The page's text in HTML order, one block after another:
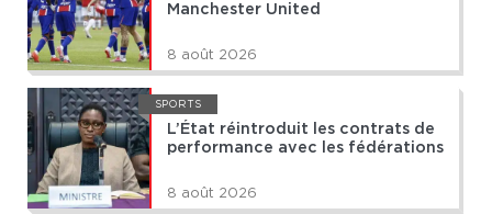
Manchester United
8 août 2026
SPORTS
L’État réintroduit les contrats de
performance avec les fédérations
8 août 2026